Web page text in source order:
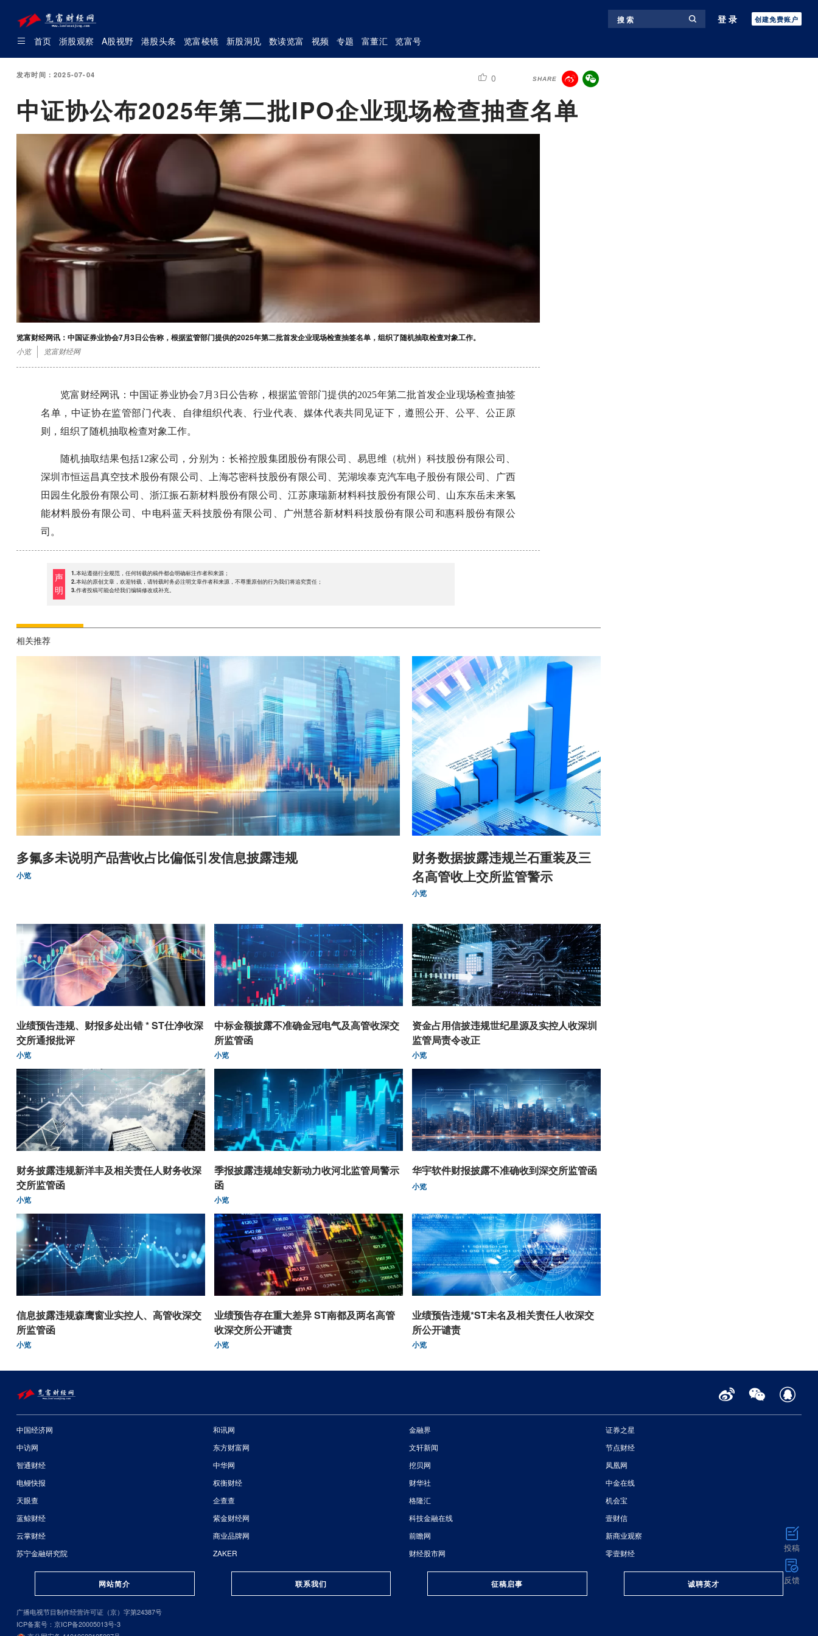
搜 索 登录 创建免费账户
首页 浙股观察 A股视野 港股头条 览富棱镜 新股洞见 数读览富 视频 专题 富董汇 览富号
发布时间：2025-07-04 0 SHARE
中证协公布2025年第二批IPO企业现场检查抽查名单
览富财经网讯：中国证券业协会7月3日公告称，根据监管部门提供的2025年第二批首发企业现场检查抽签名单，组织了随机抽取检查对象工作。
小览 览富财经网
览富财经网讯：中国证券业协会7月3日公告称，根据监管部门提供的2025年第二批首发企业现场检查抽签
名单，中证协在监管部门代表、自律组织代表、行业代表、媒体代表共同见证下，遵照公开、公平、公正原
则，组织了随机抽取检查对象工作。
随机抽取结果包括12家公司，分别为：长裕控股集团股份有限公司、易思维（杭州）科技股份有限公司、
深圳市恒运昌真空技术股份有限公司、上海芯密科技股份有限公司、芜湖埃泰克汽车电子股份有限公司、广西
田园生化股份有限公司、浙江振石新材料股份有限公司、江苏康瑞新材料科技股份有限公司、山东东岳未来氢
能材料股份有限公司、中电科蓝天科技股份有限公司、广州慧谷新材料科技股份有限公司和惠科股份有限公
司。
声
明
1.本站遵循行业规范，任何转载的稿件都会明确标注作者和来源；
2.本站的原创文章，欢迎转载，请转载时务必注明文章作者和来源，不尊重原创的行为我们将追究责任；
3.作者投稿可能会经我们编辑修改或补充。
相关推荐
多氟多未说明产品营收占比偏低引发信息披露违规
小览
财务数据披露违规兰石重装及三
名高管收上交所监管警示
小览
业绩预告违规、财报多处出错 * ST仕净收深
交所通报批评
小览
中标金额披露不准确金冠电气及高管收深交
所监管函
小览
资金占用信披违规世纪星源及实控人收深圳
监管局责令改正
小览
财务披露违规新洋丰及相关责任人财务收深
交所监管函
小览
季报披露违规雄安新动力收河北监管局警示
函
小览
华宇软件财报披露不准确收到深交所监管函
小览
信息披露违规森鹰窗业实控人、高管收深交
所监管函
小览
业绩预告存在重大差异 ST南都及两名高管
收深交所公开谴责
小览
业绩预告违规*ST未名及相关责任人收深交
所公开谴责
小览
中国经济网 和讯网 金融界
证券之星
中访网
东方财富网 文轩新闻
节点财经
智通财经
中华网 挖贝网
凤凰网
电鳗快报
权衡财经 财华社
中金在线
天眼查
企查查 格隆汇
机会宝
蓝鲸财经
紫金财经网 科技金融在线
壹财信
云掌财经
商业品牌网 前瞻网
新商业观察
苏宁金融研究院
ZAKER 财经股市网 零壹财经
网站简介 联系我们 征稿启事 诚聘英才
广播电视节目制作经营许可证（京）字第24387号
ICP备案号：京ICP备20005013号-3
投稿
反馈